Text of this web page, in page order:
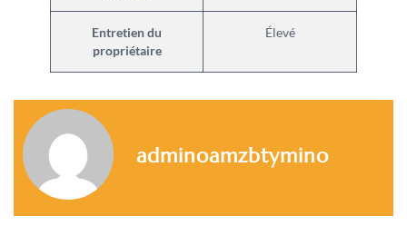
Entretien du
propriétaire
Élevé
adminoamzbtymino